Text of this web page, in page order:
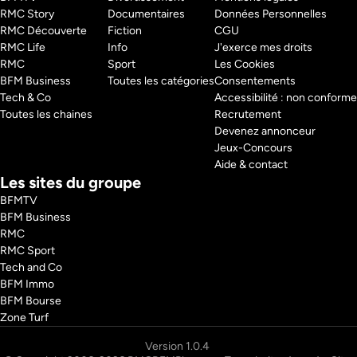
RMC Story
RMC Découverte
RMC Life
RMC
BFM Business
Tech & Co
Toutes les chaines
Documentaires
Fiction
Info
Sport
Toutes les catégories
Données Personnelles
CGU
J'exerce mes droits
Les Cookies
Consentements
Accessibilité : non conforme
Recrutement
Devenez annonceur
Jeux-Concours
Aide & contact
Les sites du groupe
BFMTV
BFM Business
RMC
RMC Sport
Tech and Co
BFM Immo
BFM Bourse
Zone Turf